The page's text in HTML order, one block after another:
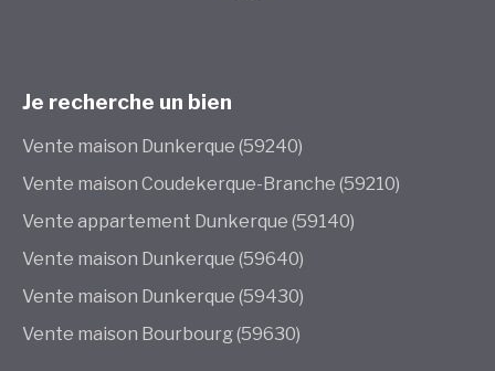
Je recherche un bien
Vente maison Dunkerque (59240)
Vente maison Coudekerque-Branche (59210)
Vente appartement Dunkerque (59140)
Vente maison Dunkerque (59640)
Vente maison Dunkerque (59430)
Vente maison Bourbourg (59630)